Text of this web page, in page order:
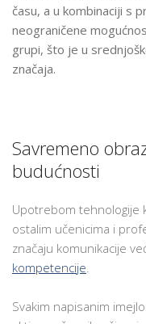
času, a u kombinaciji s
neograničene
grupi, što je u
značaja.
Savremeno
budućnosti
Upotrebom tehnologije
ostalim učenicima i
značaju komunikacije
kompetencije
Svakim napisanim